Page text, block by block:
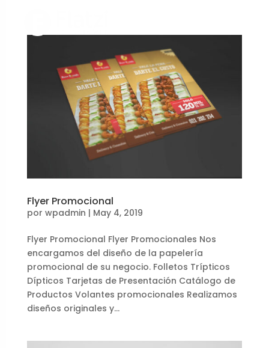
Flyer Promocional
por wpadmin | May 4, 2019
Flyer Promocional Flyer Promocionales Nos
encargamos del diseño de la papelería
promocional de su negocio. Folletos Trípticos
Dípticos Tarjetas de Presentación Catálogo de
Productos Volantes promocionales Realizamos
diseños originales y...